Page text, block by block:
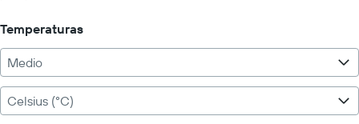
Temperaturas
Medio
Celsius (°C)